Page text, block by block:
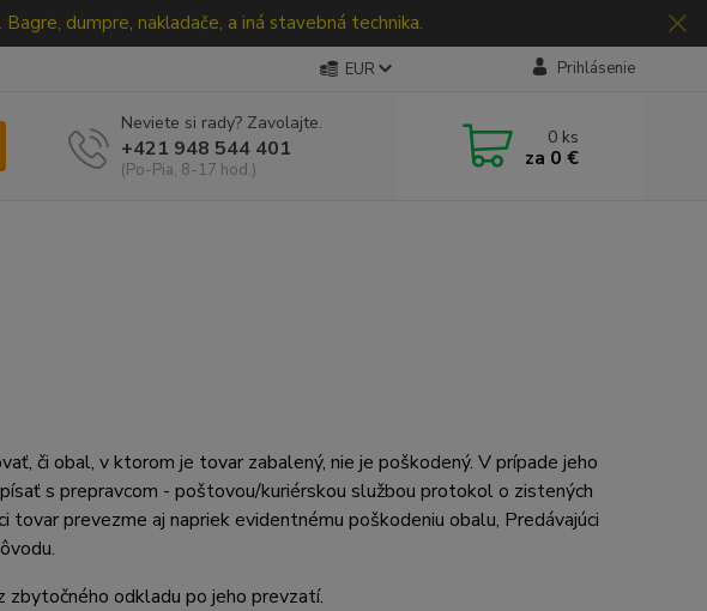
dumpre, nakladače, a iná stavebná technika.
EUR Prihlásenie
Neviete si rady? Zavolajte.
+421 948 544 401
(Po-Pia, 8-17 hod.)
0 ks
za 0 €
či obal, v ktorom je tovar zabalený, nie je poškodený. V prípade jeho
s prepravcom - poštovou/kuriérskou službou protokol o zistených
tovar prevezme aj napriek evidentnému poškodeniu obalu, Predávajúci
zbytočného odkladu po jeho prevzatí.